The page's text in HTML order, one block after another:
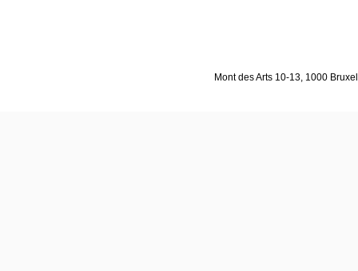
Mont des Arts 10-13, 1000